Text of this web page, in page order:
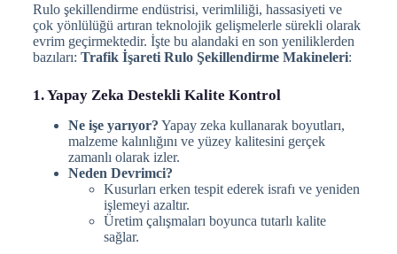
Rulo şekillendirme endüstrisi, verimliliği, hassasiyeti ve
çok yönlülüğü artıran teknolojik gelişmelerle sürekli olarak
evrim geçirmektedir. İşte bu alandaki en son yeniliklerden
bazıları: Trafik İşareti Rulo Şekillendirme Makineleri:
1. Yapay Zeka Destekli Kalite Kontrol
Ne işe yarıyor? Yapay zeka kullanarak boyutları,
malzeme kalınlığını ve yüzey kalitesini gerçek
zamanlı olarak izler.
Neden Devrimci?
Kusurları erken tespit ederek israfı ve yeniden
işlemeyi azaltır.
Üretim çalışmaları boyunca tutarlı kalite
sağlar.